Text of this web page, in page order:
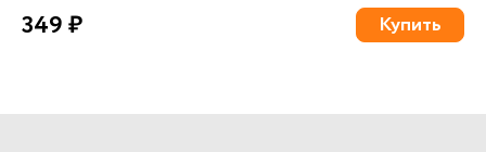
349 ₽ Купить